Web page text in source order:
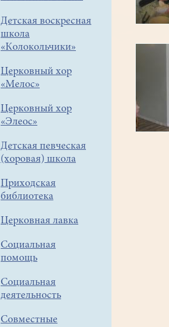
Детская воскресная
школа
«Колокольчики»
Церковный хор
«Мелос»
Церковный хор
«Элеос»
Детская певческая
(хоровая) школа
Приходская
библиотека
Церковная лавка
Социальная
помощь
Социальная
деятельность
Совместные